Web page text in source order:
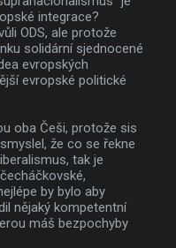
integrace?
ODS, ale protože
solidární sjednocené
evropských
evropské politické
oba Češi, protože sis
že co se řekne
tak je
by bylo aby
nějaký kompetentní
máš bezpochyby